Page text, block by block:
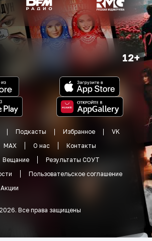
12+
Подкасты Избранное
VK
MAX О нас
Контакты
Вещание
Результаты СОУТ
Пользовательское соглашение
Акции
. Все права защищены